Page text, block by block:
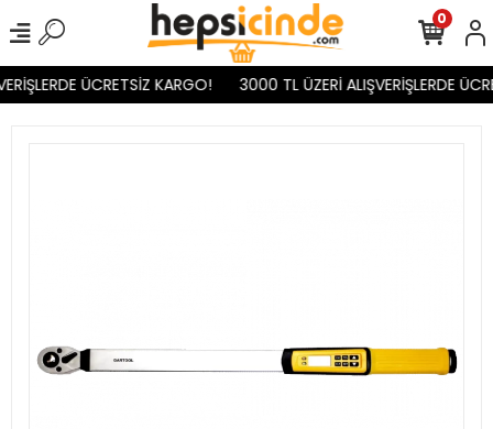
ÜCRETSİZ KARGO! 3000 TL ÜZERİ ALIŞVERİŞLERDE
0